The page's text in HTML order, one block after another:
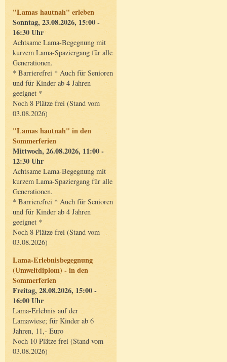
"Lamas hautnah" erleben
Sonntag, 23.08.2026, 15:00 -
16:30 Uhr
Achtsame Lama-Begegnung mit
kurzem Lama-Spaziergang für alle
Generationen.
* Barrierefrei * Auch für Senioren
und für Kinder ab 4 Jahren
geeignet *
Noch 8 Plätze frei (Stand vom
03.08.2026)
"Lamas hautnah" in den
Sommerferien
Mittwoch, 26.08.2026, 11:00 -
12:30 Uhr
Achtsame Lama-Begegnung mit
kurzem Lama-Spaziergang für alle
Generationen.
* Barrierefrei * Auch für Senioren
und für Kinder ab 4 Jahren
geeignet *
Noch 8 Plätze frei (Stand vom
03.08.2026)
Lama-Erlebnisbegegnung
(Umweltdiplom) - in den
Sommerferien
Freitag, 28.08.2026, 15:00 -
16:00 Uhr
Lama-Erlebnis auf der
Lamawiese; für Kinder ab 6
Jahren, 11,- Euro
Noch 10 Plätze frei (Stand vom
03.08.2026)